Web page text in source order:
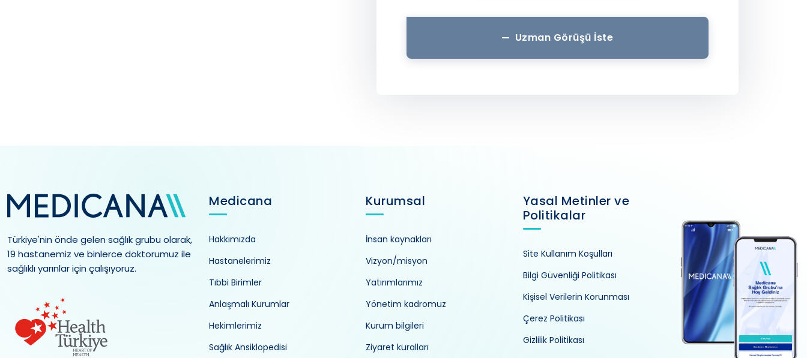
Uzman Görüşü İste
Türkiye'nin önde gelen sağlık grubu olarak,
19 hastanemiz ve binlerce doktorumuz ile
sağlıklı yarınlar için çalışıyoruz.
Medicana
Hakkımızda
Hastanelerimiz
Tıbbi Birimler
Anlaşmalı Kurumlar
Hekimlerimiz
Sağlık Ansiklopedisi
Kurumsal
İnsan kaynakları
Vizyon/misyon
Yatırımlarımız
Yönetim kadromuz
Kurum bilgileri
Ziyaret kuralları
Yasal Metinler ve
Politikalar
Site Kullanım Koşulları
Bilgi Güvenliği Politikası
Kişisel Verilerin Korunması
Çerez Politikası
Gizlilik Politikası